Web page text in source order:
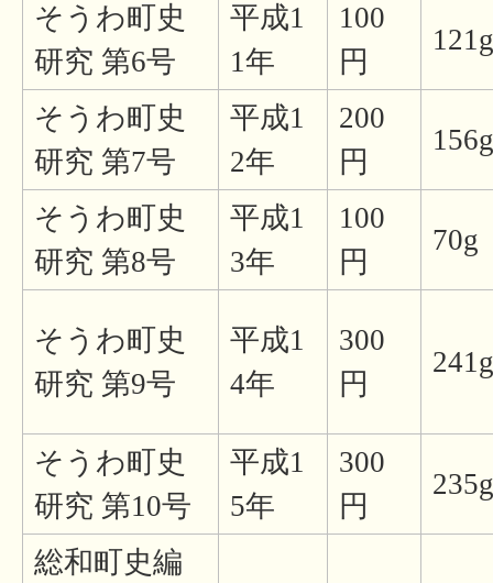
そうわ町史
研究 第6号
平成1
1年
100
円
121g
そうわ町史
研究 第7号
平成1
2年
200
円
156g
そうわ町史
研究 第8号
平成1
3年
100
円
70g
そうわ町史
研究 第9号
平成1
4年
300
円
241g
そうわ町史
研究 第10号
平成1
5年
300
円
235g
総和町史編